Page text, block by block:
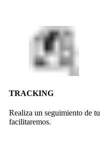
TRACKING
Realiza un seguimiento de
facilitaremos.